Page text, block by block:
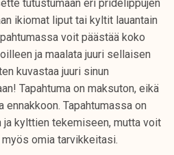
tutustumaan eri pridelippujen
ikiomat liput tai kyltit lauantain
voit päästää koko
ja maalata juuri sellaisen
kuvastaa juuri sinun
Tapahtuma on maksuton, eikä
Tapahtumassa on
kylttien tekemiseen, mutta voit
omia tarvikkeitasi.